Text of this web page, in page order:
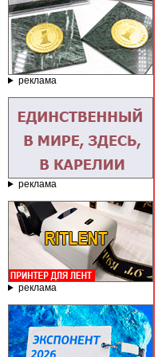
реклама
реклама
реклама